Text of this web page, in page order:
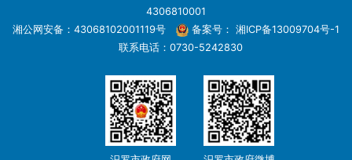
4306810001
湘公网安备：43068102001119号
备案号： 湘ICP备13009704号-1
联系电话：0730-5242830